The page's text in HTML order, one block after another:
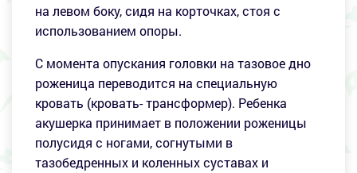
на левом боку, сидя на корточках, стоя с
использованием опоры.
С момента опускания головки на тазовое дно
роженица переводится на специальную
кровать (кровать- трансформер). Ребенка
акушерка принимает в положении роженицы
полусидя с ногами, согнутыми в
тазобедренных и коленных суставах и